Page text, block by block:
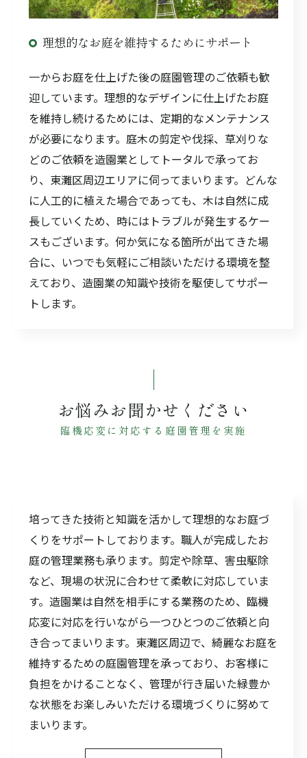
理想的なお庭を維持するためにサポート
一からお庭を仕上げた後の庭園管理のご依頼も歓
迎しています。理想的なデザインに仕上げたお庭
を維持し続けるためには、定期的なメンテナンス
が必要になります。庭木の剪定や伐採、草刈りな
どのご依頼を造園業としてトータルで承ってお
り、東灘区周辺エリアに伺ってまいります。どんな
に人工的に植えた場合であっても、木は自然に成
長していくため、時にはトラブルが発生するケー
スもございます。何か気になる箇所が出てきた場
合に、いつでも気軽にご相談いただける環境を整
えており、造園業の知識や技術を駆使してサポー
トします。
臨機応変に対応する庭園管理を実施
お悩みお聞かせください
培ってきた技術と知識を活かして理想的なお庭づ
くりをサポートしております。職人が完成したお
庭の管理業務も承ります。剪定や除草、害虫駆除
など、現場の状況に合わせて柔軟に対応していま
す。造園業は自然を相手にする業務のため、臨機
応変に対応を行いながら一つひとつのご依頼と向
き合ってまいります。東灘区周辺で、綺麗なお庭を
維持するための庭園管理を承っており、お客様に
負担をかけることなく、管理が行き届いた緑豊か
な状態をお楽しみいただける環境づくりに努めて
まいります。